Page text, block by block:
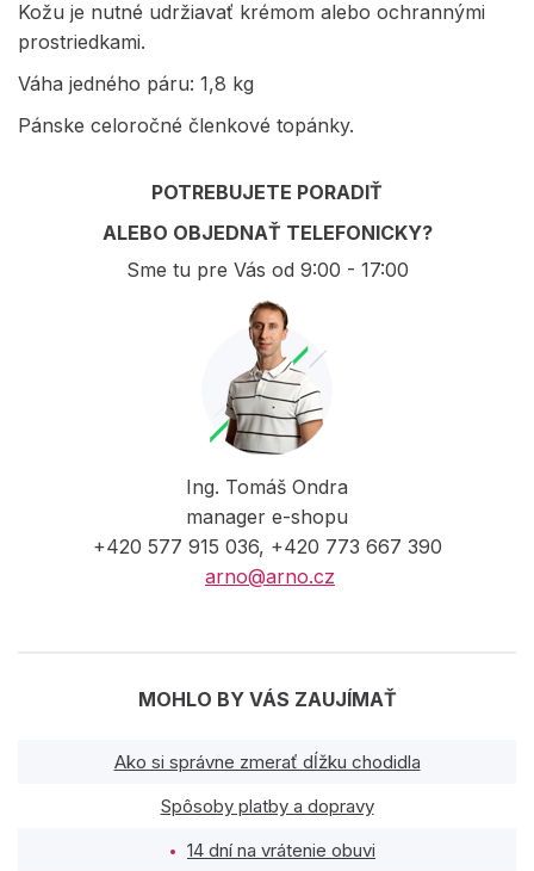
Kožu je nutné udržiavať krémom alebo ochrannými
prostriedkami.
Váha jedného páru: 1,8 kg
Pánske celoročné členkové topánky.
POTREBUJETE PORADIŤ
ALEBO OBJEDNAŤ TELEFONICKY?
Sme tu pre Vás od 9:00 - 17:00
Ing. Tomáš Ondra
manager e-shopu
+420 577 915 036, +420 773 667 390
arno@arno.cz
MOHLO BY VÁS ZAUJÍMAŤ
Ako si správne zmerať dĺžku chodidla
Spôsoby platby a dopravy
14 dní na vrátenie obuvi